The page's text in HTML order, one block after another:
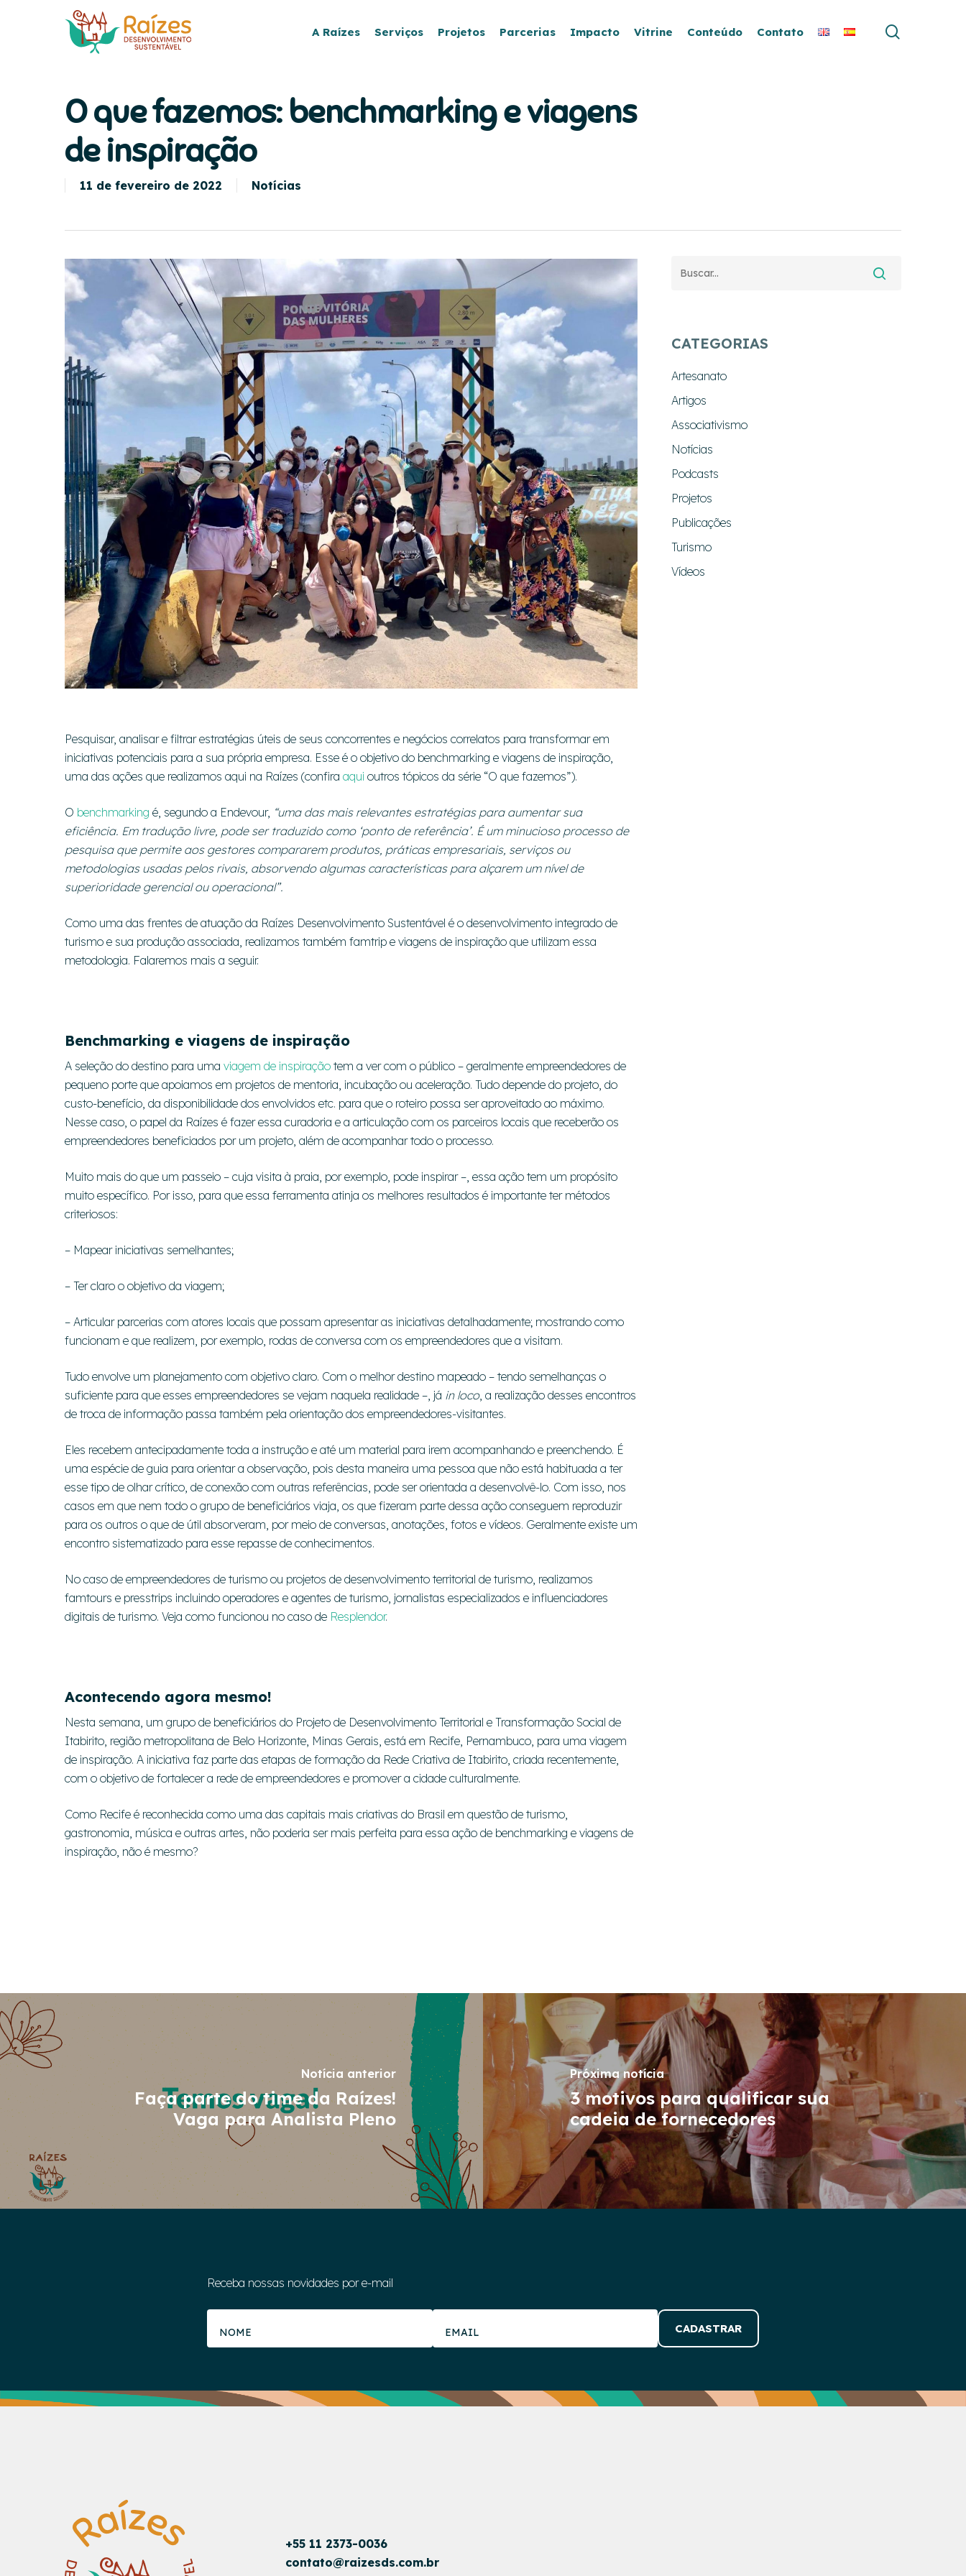
Hit enter to search or ESC to close
A Raízes Serviços Projetos Parcerias Impacto Vitrine Conteúdo Contato
O que fazemos: benchmarking e viagens
de inspiração
11 de fevereiro de 2022 Notícias
Pesquisar, analisar e filtrar estratégias úteis de seus concorrentes e negócios correlatos para transformar em
iniciativas potenciais para a sua própria empresa. Esse é o objetivo do benchmarking e viagens de inspiração,
uma das ações que realizamos aqui na Raízes (confira aqui outros tópicos da série “O que fazemos”).
O benchmarking é, segundo a Endevour, “uma das mais relevantes estratégias para aumentar sua
eficiência. Em tradução livre, pode ser traduzido como ‘ponto de referência’. É um minucioso processo de
pesquisa que permite aos gestores compararem produtos, práticas empresariais, serviços ou
metodologias usadas pelos rivais, absorvendo algumas características para alçarem um nível de
superioridade gerencial ou operacional”.
Como uma das frentes de atuação da Raízes Desenvolvimento Sustentável é o desenvolvimento integrado de
turismo e sua produção associada, realizamos também famtrip e viagens de inspiração que utilizam essa
metodologia. Falaremos mais a seguir.
Benchmarking e viagens de inspiração
A seleção do destino para uma viagem de inspiração tem a ver com o público – geralmente empreendedores de
pequeno porte que apoiamos em projetos de mentoria, incubação ou aceleração. Tudo depende do projeto, do
custo-benefício, da disponibilidade dos envolvidos etc. para que o roteiro possa ser aproveitado ao máximo.
Nesse caso, o papel da Raízes é fazer essa curadoria e a articulação com os parceiros locais que receberão os
empreendedores beneficiados por um projeto, além de acompanhar todo o processo.
Muito mais do que um passeio – cuja visita à praia, por exemplo, pode inspirar –, essa ação tem um propósito
muito específico. Por isso, para que essa ferramenta atinja os melhores resultados é importante ter métodos
criteriosos:
– Mapear iniciativas semelhantes;
– Ter claro o objetivo da viagem;
– Articular parcerias com atores locais que possam apresentar as iniciativas detalhadamente; mostrando como
funcionam e que realizem, por exemplo, rodas de conversa com os empreendedores que a visitam.
Tudo envolve um planejamento com objetivo claro. Com o melhor destino mapeado – tendo semelhanças o
suficiente para que esses empreendedores se vejam naquela realidade –, já in loco, a realização desses encontros
de troca de informação passa também pela orientação dos empreendedores-visitantes.
Eles recebem antecipadamente toda a instrução e até um material para irem acompanhando e preenchendo. É
uma espécie de guia para orientar a observação, pois desta maneira uma pessoa que não está habituada a ter
esse tipo de olhar crítico, de conexão com outras referências, pode ser orientada a desenvolvê-lo. Com isso, nos
casos em que nem todo o grupo de beneficiários viaja, os que fizeram parte dessa ação conseguem reproduzir
para os outros o que de útil absorveram, por meio de conversas, anotações, fotos e vídeos. Geralmente existe um
encontro sistematizado para esse repasse de conhecimentos.
No caso de empreendedores de turismo ou projetos de desenvolvimento territorial de turismo, realizamos
famtours e presstrips incluindo operadores e agentes de turismo, jornalistas especializados e influenciadores
digitais de turismo. Veja como funcionou no caso de Resplendor.
Acontecendo agora mesmo!
Nesta semana, um grupo de beneficiários do Projeto de Desenvolvimento Territorial e Transformação Social de
Itabirito, região metropolitana de Belo Horizonte, Minas Gerais, está em Recife, Pernambuco, para uma viagem
de inspiração. A iniciativa faz parte das etapas de formação da Rede Criativa de Itabirito, criada recentemente,
com o objetivo de fortalecer a rede de empreendedores e promover a cidade culturalmente.
Como Recife é reconhecida como uma das capitais mais criativas do Brasil em questão de turismo,
gastronomia, música e outras artes, não poderia ser mais perfeita para essa ação de benchmarking e viagens de
inspiração, não é mesmo?
CATEGORIAS
Artesanato
Artigos
Associativismo
Notícias
Podcasts
Projetos
Publicações
Turismo
Vídeos
Notícia anterior
Faça parte do time da Raízes!
Vaga para Analista Pleno
Próxima notícia
3 motivos para qualificar sua
cadeia de fornecedores
Receba nossas novidades por e-mail
+55 11 2373-0036
contato@raizesds.com.br